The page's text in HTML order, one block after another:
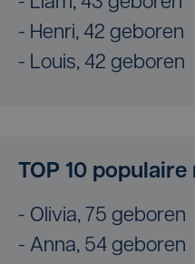
- Henri, 42 geboren
- Louis, 42 geboren
TOP 10
- Olivia, 75 geboren
- Anna, 54 geboren